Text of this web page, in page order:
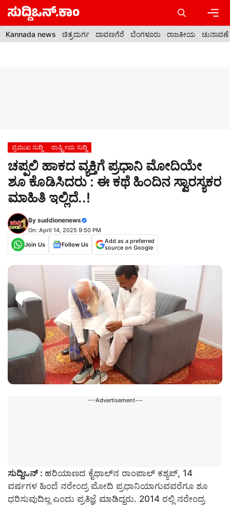
Skip
content
Kannada news ಚಿತ್ರದುರ್ಗ ದಾವಣಗೆರೆ ಬೆಂಗಳೂರು ರಾಜಕೀಯ ಚುನಾವಣೆ
ಪ್ರಮುಖ ಸುದ್ದಿ ರಾಷ್ಟ್ರೀಯ ಸುದ್ದಿ
ಚಪ್ಪಲಿ ಹಾಕದ ವ್ಯಕ್ತಿಗೆ ಪ್ರಧಾನಿ ಮೋದಿಯೇ
ಶೂ ಕೊಡಿಸಿದರು : ಈ ಕಥೆ ಹಿಂದಿನ ಸ್ವಾರಸ್ಯಕರ
ಮಾಹಿತಿ ಇಲ್ಲಿದೆ..!
By suddionenews
On: April 14, 2025 9:50 PM
Join Us
Follow Us
Add as a preferred
source on Google
---Advertisement---
ಸುದ್ದಿಒನ್ : ಹರಿಯಾಣದ ಕೈಥಾಲ್‌ನ ರಾಂಪಾಲ್ ಕಶ್ಯಪ್, 14
ವರ್ಷಗಳ ಹಿಂದೆ ನರೇಂದ್ರ ಮೋದಿ ಪ್ರಧಾನಿಯಾಗುವವರೆಗೂ ಶೂ
ಧರಿಸುವುದಿಲ್ಲ ಎಂದು ಪ್ರತಿಜ್ಞೆ ಮಾಡಿದ್ದರು. 2014 ರಲ್ಲಿ ನರೇಂದ್ರ